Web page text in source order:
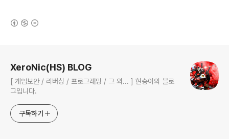
XeroNic(HS) BLOG
[ 게임보안 / 리버싱 / 프로그래밍 / 그 외... ] 현승이의 블로
그입니다.
구독하기